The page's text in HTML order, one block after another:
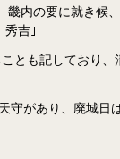
内の要に就き候
吉｣
とも記しており
があり、廃城日